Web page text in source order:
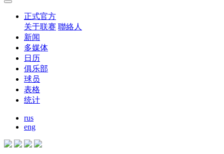
正式官方
关于联赛 聯絡人
新闻
多媒体
日历
俱乐部
球员
表格
统计
rus
eng